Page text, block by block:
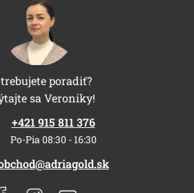
poradiť?
sa Veroniky!
+421 915 811 376
Po-Pia 08:30 - 16:30